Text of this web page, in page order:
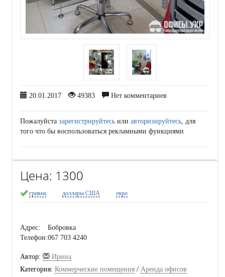
20.01.2017 49383 Нет комментариев
Пожалуйста зарегистрируйтесь или авторизируйтесь , для
того что бы воспользоваться рекламными функциями
Цена: 1300
гривна доллары США евро
Адрес:
Бобровка
Телефон:067 703 4240
Автор:
Ирина
Категория: Коммерческие помещения / Аренда офисов